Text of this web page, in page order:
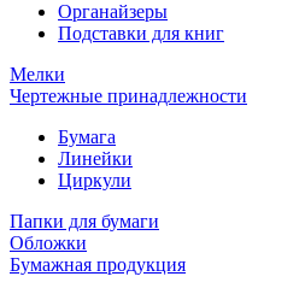
Органайзеры
Подставки для книг
Мелки
Чертежные принадлежности
Бумага
Линейки
Циркули
Папки для бумаги
Обложки
Бумажная продукция